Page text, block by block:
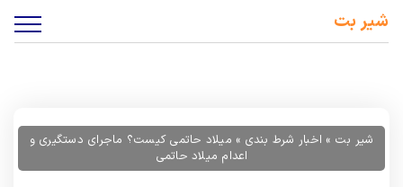
شیر بت
شیر بت » اخبار شرط بندی » میلاد حاتمی کیست؟ ماجرای دستگیری و
اعدام میلاد حاتمی